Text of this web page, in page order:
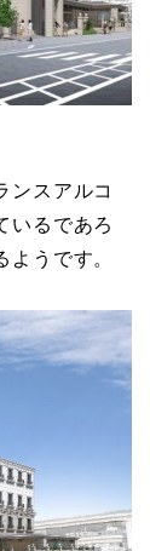
ンスアルコ
いるであろ
うです。